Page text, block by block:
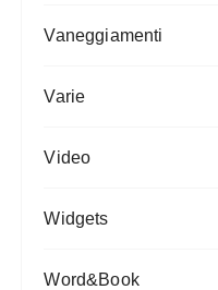
Vaneggiamenti
Varie
Video
Widgets
Word&Book